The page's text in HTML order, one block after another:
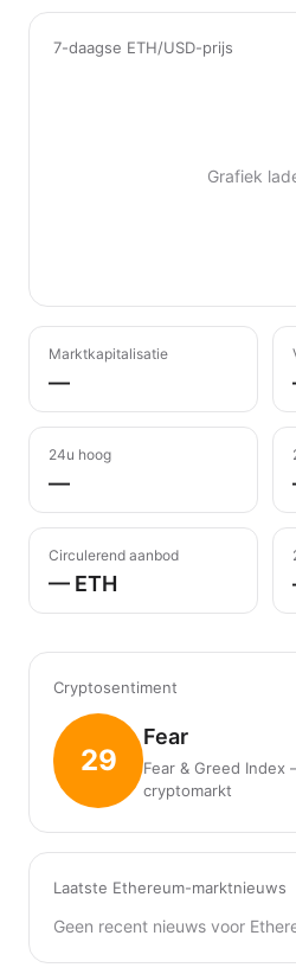
7-daagse ETH/USD-prijs
Grafiek
Marktkapitalisatie
—
24u hoog
—
Circulerend aanbod
— ETH
Cryptosentiment
29
Fear
Fear & Greed
cryptomarkt
Laatste Ethereum-marktnieuws
Geen recent nieuws voor